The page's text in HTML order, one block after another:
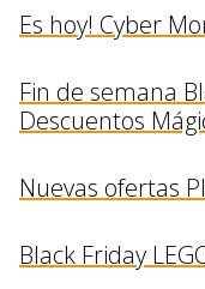
Es hoy! Cyber
Fin de semana
Descuentos
Nuevas ofertas
Black Friday